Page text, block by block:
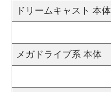
ドリームキャスト 本体
メガドライブ系 本体